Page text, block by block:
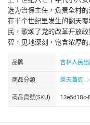
选为治保主任，负责全村
在半个世纪里发生的翻天
民，歌颂了党的改革开放
智，见地深刻，饱含浓厚
品牌 吉林人民
商品分類 樂天首頁
商品貨號(SKU) 13e5d18c-